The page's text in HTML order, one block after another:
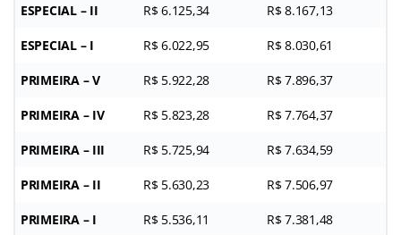
ESPECIAL – II R$ 6.125,34 R$ 8.167,13
ESPECIAL – I R$ 6.022,95 R$ 8.030,61
PRIMEIRA – V R$ 5.922,28 R$ 7.896,37
PRIMEIRA – IV R$ 5.823,28 R$ 7.764,37
PRIMEIRA – III R$ 5.725,94 R$ 7.634,59
PRIMEIRA – II R$ 5.630,23 R$ 7.506,97
PRIMEIRA – I R$ 5.536,11 R$ 7.381,48